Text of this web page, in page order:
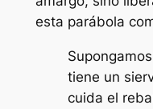
esta parábola
tiene un
cuida el